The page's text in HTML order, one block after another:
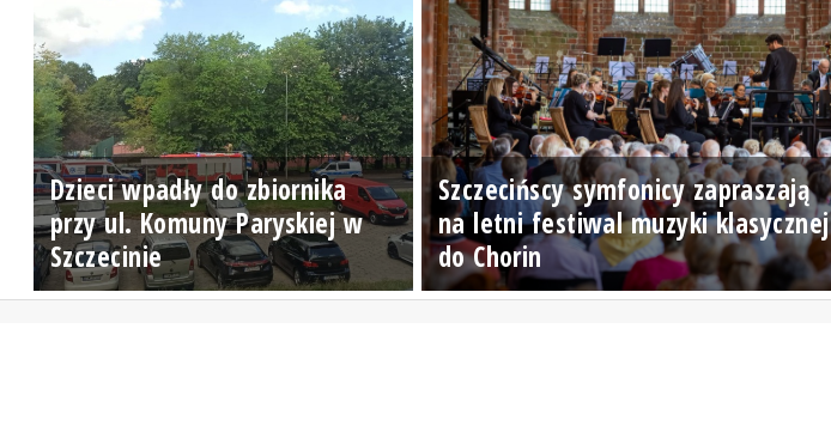
Dzieci wpadły do zbiornika
przy ul. Komuny Paryskiej w
Szczecinie
Szczecińscy symfonicy zapraszają
na letni festiwal muzyki klasycznej
do Chorin